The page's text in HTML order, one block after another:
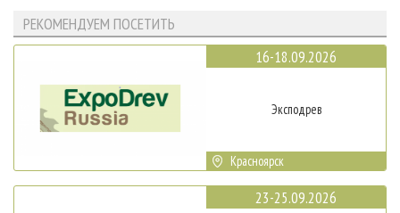
РЕКОМЕНДУЕМ ПОСЕТИТЬ
16-18.09.2026
Эксподрев
Красноярск
23-25.09.2026